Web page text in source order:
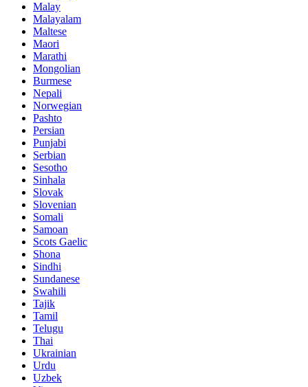
Malay
Malayalam
Maltese
Maori
Marathi
Mongolian
Burmese
Nepali
Norwegian
Pashto
Persian
Punjabi
Serbian
Sesotho
Sinhala
Slovak
Slovenian
Somali
Samoan
Scots Gaelic
Shona
Sindhi
Sundanese
Swahili
Tajik
Tamil
Telugu
Thai
Ukrainian
Urdu
Uzbek